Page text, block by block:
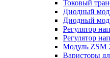
Токовый
Диодный
Диодный
Регулятор
Регулятор
Модуль ZSM
Варисторы